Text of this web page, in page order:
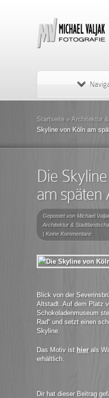
Startseite » Architektur
Skyline von Köln am
Die
am späten
Gepostet von Michael
Architektur &
| Keine Kommentare
Blick von der
Altstadt. Auf dem Platz
Schokoladenmuseum
Rad“ und setzt einen
Skyline.
Das Motiv ist hierals
erhältlich.
Dir hat dieser Beitrag